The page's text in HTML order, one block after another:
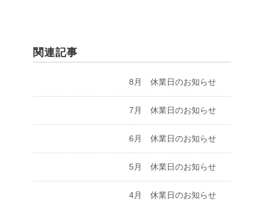
関連記事
8月 休業日のお知らせ
7月 休業日のお知らせ
6月 休業日のお知らせ
5月 休業日のお知らせ
4月 休業日のお知らせ